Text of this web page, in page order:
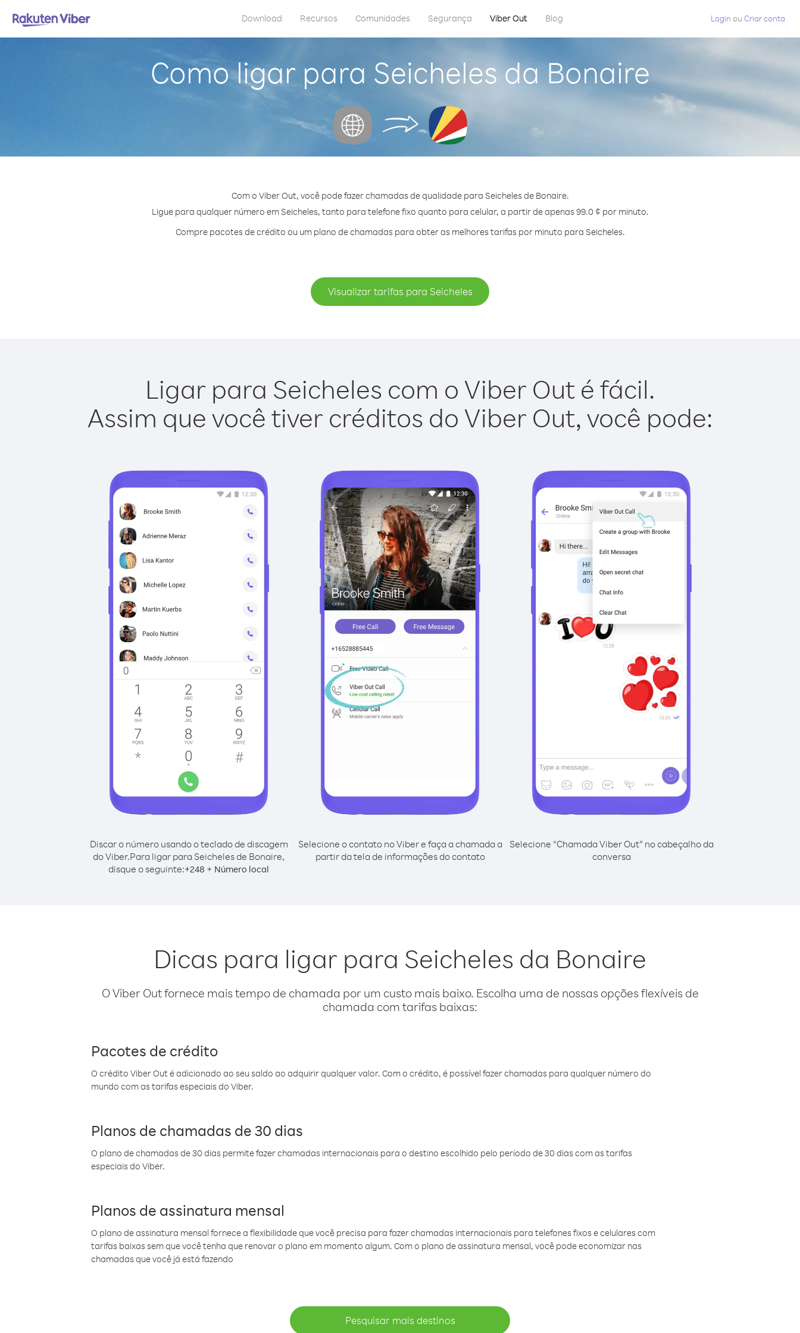
Download Recursos Comunidades Segurança Viber Out Blog Login ou Criar conta
Como ligar para Seicheles da Bonaire
Com o Viber Out, você pode fazer chamadas de qualidade para Seicheles de Bonaire.
Ligue para qualquer número em Seicheles, tanto para telefone fixo quanto para celular, a partir de apenas 99.0 ¢ por minuto.
Compre pacotes de crédito ou um plano de chamadas para obter as melhores tarifas por minuto para Seicheles.
Visualizar tarifas para Seicheles
Ligar para Seicheles com o Viber Out é fácil.
Assim que você tiver créditos do Viber Out, você pode:
Discar o número usando o teclado de discagem
do Viber.Para ligar para Seicheles de Bonaire,
disque o seguinte:+248 + Número local
Selecione o contato no Viber e faça a chamada a
partir da tela de informações do contato
Selecione “Chamada Viber Out” no cabeçalho da
conversa
Dicas para ligar para Seicheles da Bonaire
O Viber Out fornece mais tempo de chamada por um custo mais baixo. Escolha uma de nossas opções flexíveis de
chamada com tarifas baixas:
Pacotes de crédito
O crédito Viber Out é adicionado ao seu saldo ao adquirir qualquer valor. Com o crédito, é possível fazer chamadas para qualquer número do
mundo com as tarifas especiais do Viber.
Planos de chamadas de 30 dias
O plano de chamadas de 30 dias permite fazer chamadas internacionais para o destino escolhido pelo período de 30 dias com as tarifas
especiais do Viber.
Planos de assinatura mensal
O plano de assinatura mensal fornece a flexibilidade que você precisa para fazer chamadas internacionais para telefones fixos e celulares com
tarifas baixas sem que você tenha que renovar o plano em momento algum. Com o plano de assinatura mensal, você pode economizar nas
chamadas que você já está fazendo
Pesquisar mais destinos